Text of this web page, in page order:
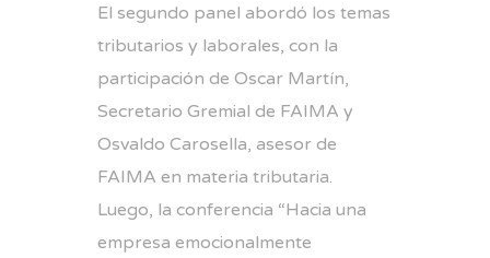
El segundo panel abordó los temas
tributarios y laborales, con la
participación de Oscar Martín,
Secretario Gremial de FAIMA y
Osvaldo Carosella, asesor de
FAIMA en materia tributaria.
Luego, la conferencia “Hacia una
empresa emocionalmente